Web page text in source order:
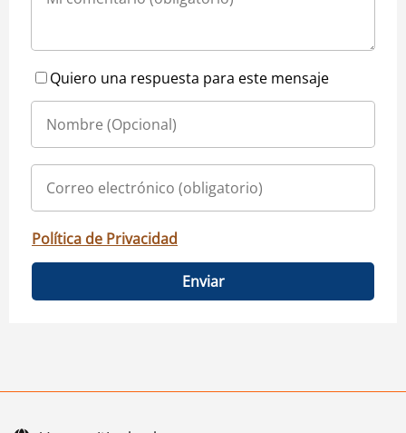
Quiero una respuesta para este mensaje
Política de Privacidad
Enviar